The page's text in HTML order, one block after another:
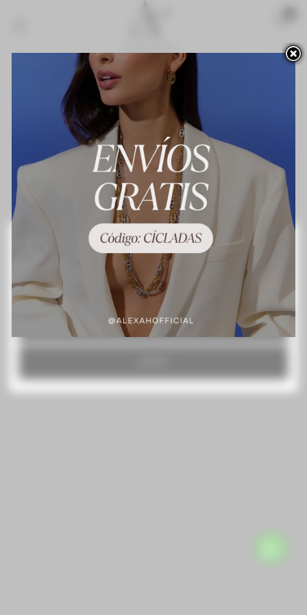
Acceso para profesionales
¡Lo más vendido! Contacte con nosotros
Terminos y condiciones de uso
Preguntas frecuentes Política de privacidad
Política de cookies Mapa del sitio
Este sitio web utiliza cookies propias y de terceros para mejorar nuestros servicios y
mostrarle publicidad relacionada con sus preferencias mediante el análisis de sus
hábitos de navegación. Para dar su consentimiento sobre su uso pulse el botón
Más información Personalizar las cookies
RECHAZAR TODO